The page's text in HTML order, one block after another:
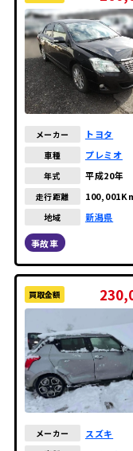
メーカー トヨタ
車種 プレミオ
年式 平成20年
走行距離
地域 新潟県
事故車
買取金額
メーカー スズキ